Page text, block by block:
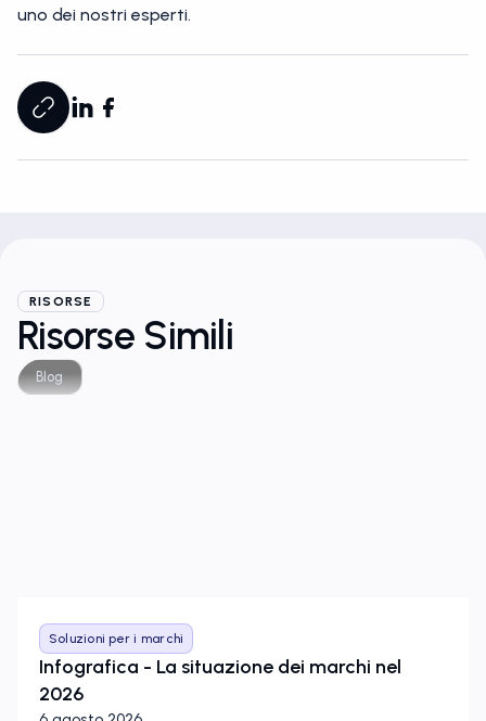
uno dei nostri esperti.
RISORSE
Risorse Simili
Blog
Soluzioni per i marchi
Infografica - La situazione dei marchi nel
2026